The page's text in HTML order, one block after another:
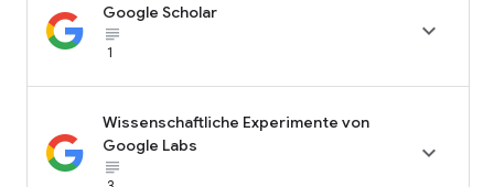
Google Scholar
subject_black
1

Wissenschaftliche Experimente von
Google Labs
subject_black
